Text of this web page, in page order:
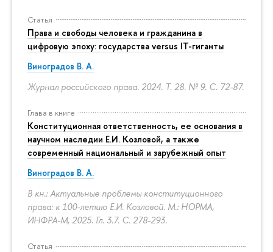
Статья
Права и свободы человека и гражданина в
цифровую эпоху: государства versus IT-гиганты
Виноградов В. А.
Журнал российского права. 2024. Т. 28. № 9. С. 72-87.
Глава в книге
Конституционная ответственность, ее основания в
научном наследии Е.И. Козловой, а также
современный национальный и зарубежный опыт
Виноградов В. А.
В кн.: Актуальные проблемы конституционного
права: к 100-летию Е.И. Козловой. М.: НОРМА,
ИНФРА-М, 2025. Гл. 3.7. С. 278-293.
Статья